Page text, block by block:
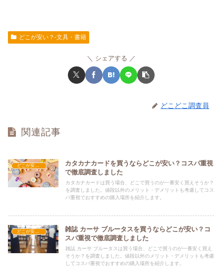
どこが安い？-文具・書籍
シェアする
どこどこ調査員
関連記事
どこが安い？-文具・書籍
カタカナカードを買うならどこが安い？コスパ重視
で徹底調査しました
カタカナカードは買う場合、どこで買うのが一番安く買えそうか？
を調査しました。値段以外のメリット・デメリットも考慮してコス
パ重視でおすすめの購入場所を紹介します。
どこが安い？-文具・書籍
雑誌 カーサ ブルータスを買うならどこが安い？コ
スパ重視で徹底調査しました
雑誌 カーサ ブルータスは買う場合、どこで買うのが一番安く買え
そうか？を調査しました。値段以外のメリット・デメリットも考慮
してコスパ重視でおすすめの購入場所を紹介します。